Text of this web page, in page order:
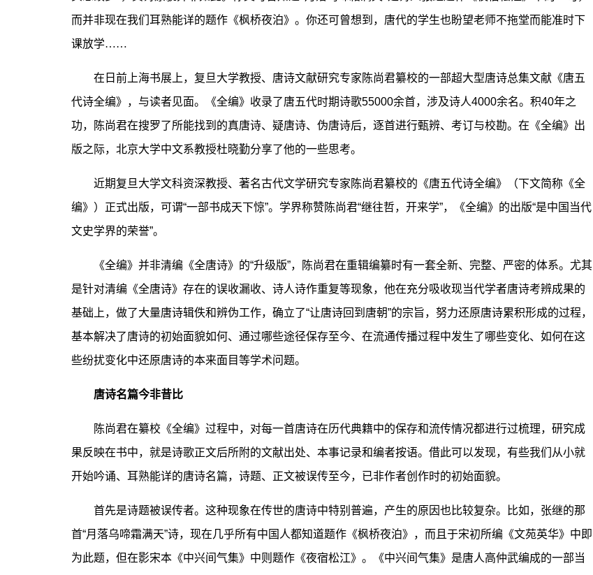
而并非现在我们耳熟能详的题作《枫桥夜泊》。你还可曾想到，唐代的学生也盼望老师不拖堂而能准时下
课放学……
在日前上海书展上，复旦大学教授、唐诗文献研究专家陈尚君纂校的一部超大型唐诗总集文献《唐五
代诗全编》，与读者见面。《全编》收录了唐五代时期诗歌55000余首，涉及诗人4000余名。积40年之
功，陈尚君在搜罗了所能找到的真唐诗、疑唐诗、伪唐诗后，逐首进行甄辨、考订与校勘。在《全编》出
版之际，北京大学中文系教授杜晓勤分享了他的一些思考。
近期复旦大学文科资深教授、著名古代文学研究专家陈尚君纂校的《唐五代诗全编》（下文简称《全
编》）正式出版，可谓“一部书成天下惊”。学界称赞陈尚君“继往哲，开来学”，《全编》的出版“是中国当代
文史学界的荣誉”。
《全编》并非清编《全唐诗》的“升级版”，陈尚君在重辑编纂时有一套全新、完整、严密的体系。尤其
是针对清编《全唐诗》存在的误收漏收、诗人诗作重复等现象，他在充分吸收现当代学者唐诗考辨成果的
基础上，做了大量唐诗辑佚和辨伪工作，确立了“让唐诗回到唐朝”的宗旨，努力还原唐诗累积形成的过程，
基本解决了唐诗的初始面貌如何、通过哪些途径保存至今、在流通传播过程中发生了哪些变化、如何在这
些纷扰变化中还原唐诗的本来面目等学术问题。
唐诗名篇今非昔比
陈尚君在纂校《全编》过程中，对每一首唐诗在历代典籍中的保存和流传情况都进行过梳理，研究成
果反映在书中，就是诗歌正文后所附的文献出处、本事记录和编者按语。借此可以发现，有些我们从小就
开始吟诵、耳熟能详的唐诗名篇，诗题、正文被误传至今，已非作者创作时的初始面貌。
首先是诗题被误传者。这种现象在传世的唐诗中特别普遍，产生的原因也比较复杂。比如，张继的那
首“月落乌啼霜满天”诗，现在几乎所有中国人都知道题作《枫桥夜泊》，而且于宋初所编《文苑英华》中即
为此题，但在影宋本《中兴间气集》中则题作《夜宿松江》。《中兴间气集》是唐人高仲武编成的一部当